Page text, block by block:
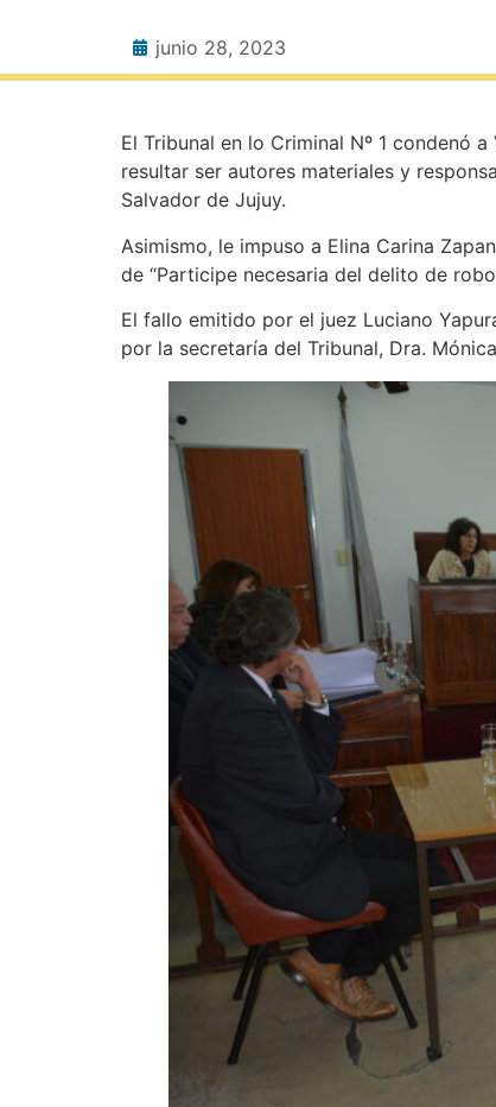
junio 28, 2023
El Tribunal en lo Criminal Nº 1 condenó
resultar ser autores materiales y
Salvador de Jujuy.
Asimismo, le impuso a Elina Carina
de “Participe necesaria del delito de
El fallo emitido por el juez Luciano
por la secretaría del Tribunal, Dra.